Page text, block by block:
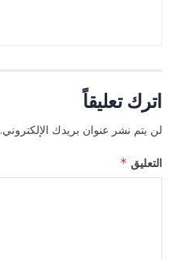
اترك تعليقاً
لن يتم نشر عنوان بريدك الإلكتروني.
التعليق *